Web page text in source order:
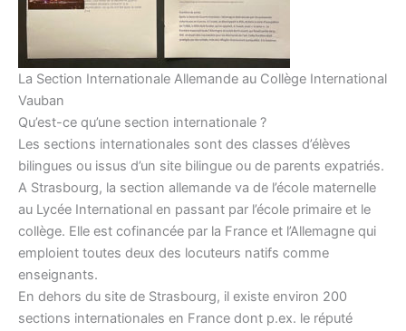
La Section Internationale Allemande au Collège International
Vauban
Qu’est-ce qu’une section internationale ?
Les sections internationales sont des classes d’élèves
bilingues ou issus d’un site bilingue ou de parents expatriés.
A Strasbourg, la section allemande va de l’école maternelle
au Lycée International en passant par l’école primaire et le
collège. Elle est cofinancée par la France et l’Allemagne qui
emploient toutes deux des locuteurs natifs comme
enseignants.
En dehors du site de Strasbourg, il existe environ 200
sections internationales en France dont p.ex. le réputé